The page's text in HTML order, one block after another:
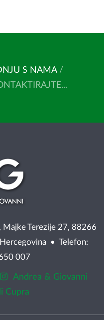
S NAMA /
Terezije 27, 88266
• Telefon:
007
Andrea & Giovanni
Cupra